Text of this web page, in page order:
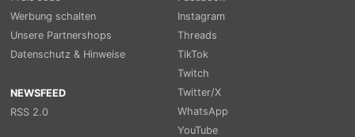
Werbung schalten
Unsere Partnershops
Datenschutz & Hinweise
NEWSFEED
RSS 2.0
Instagram
Threads
TikTok
Twitch
Twitter/X
WhatsApp
YouTube